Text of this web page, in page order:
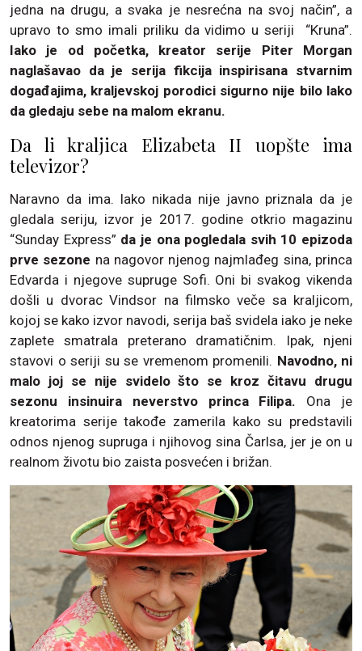
jedna na drugu, a svaka je nesrećna na svoj način”, a
upravo to smo imali priliku da vidimo u seriji “Kruna”.
Iako je od početka, kreator serije Piter Morgan
naglašavao da je serija fikcija inspirisana stvarnim
događajima, kraljevskoj porodici sigurno nije bilo lako
da gledaju sebe na malom ekranu.
Da li kraljica Elizabeta II uopšte ima
televizor?
Naravno da ima. Iako nikada nije javno priznala da je
gledala seriju, izvor je 2017. godine otkrio magazinu
“Sunday Express” da je ona pogledala svih 10 epizoda
prve sezone na nagovor njenog najmlađeg sina, princa
Edvarda i njegove supruge Sofi. Oni bi svakog vikenda
došli u dvorac Vindsor na filmsko veče sa kraljicom,
kojoj se kako izvor navodi, serija baš svidela iako je neke
zaplete smatrala preterano dramatičnim. Ipak, njeni
stavovi o seriji su se vremenom promenili. Navodno, ni
malo joj se nije svidelo što se kroz čitavu drugu
sezonu insinuira neverstvo princa Filipa. Ona je
kreatorima serije takođe zamerila kako su predstavili
odnos njenog supruga i njihovog sina Čarlsa, jer je on u
realnom životu bio zaista posvećen i brižan.